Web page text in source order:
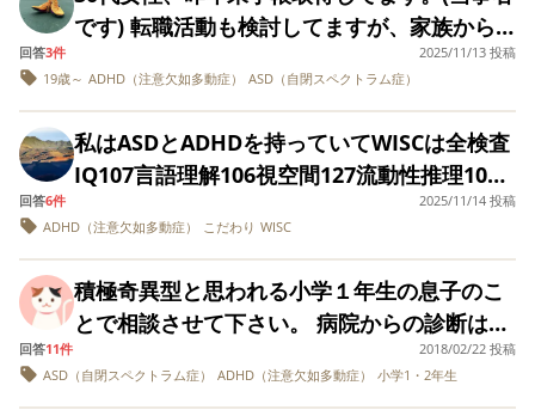
私はとっても納得いかないのですが…言えない息子に問題
があるのも分かってます。
ただ今の息子には、自分からヘルプが難しいです。２年に
上がり、多分悪化してます。
支援級児なのに…って、こんなもんなんでしょうか？
最近相談事業所と放デイ、モニタリングがあったのです
が…他の利用者さんからも、支援級と交流級での伝達が上
手く言ってない事案が上がってるとの事でした。
まだ学校からの返事はありませんが、どうしたら良いのか
なと…息子の特性や困り事は散々伝えて来ましたが、この
様に事後報告されても私が出来る事はありません。
におされて意見が先
生に届いていないこ
になっていた小学校
声かけがあれば普通
級で問題ないでしょ
うと言われました。
は、センター側から
たので、お願いしま
した。 （私が伝える
と親の主観が入って
く、担任とゆっくり
感じて登校自体拒否、外部の支援センターで
週4面談と勉強の時間を過ごしました。 そし
は別室の活動でしたが半年はうまくいってい
ました。 夏休み明けから中学に向けて少し教
室に行く日を作ってみようという話になって
いましたが、今度は担任と距離をとりたいと
言い始めて、人間関係に関する部分で通級に
通ってみることを勧められて現在調整中で
す。 表向き、親としては初対面から近すぎる
んじゃないか？と心配になるほど社交的なタ
イプで、特に大人や年上との関わりを得意と
介された病院では、ここでは検査やってない
からやりたいならまた市に聞いてみたら〜と
いう感じで 市で行うK式の発達検査受けるの
も紹介状貰うのも散々待ったので一旦相談は
しないままです。
み、インクルーシブだったりも視野に入れな
いとと学校の先生から勧められました。ただ
インクルーシブをあんまり支援に手厚くない
と聞きました。 実際、本人と話して決めたい
のですが、、想像にがてですし、どんなとこ
ろで何をして高校生活を楽しみたいのか・・
がなかなか想像できないでいると思います。
サッカーは続けると言っています。
です) 転職活動も検討してますが、家族から
は居住エリア(親からかなり離れた地域)で働
くなら強くなりなさいと言われ、親戚からは
せん。 私自身は、家族が居住している場所に
あまり良い思いはなく、戻ることは選択肢と
して、はずしてます。 納得させる方法は有り
ますか？ ※・特例子会社にR6年2月とR7年5月
に見学したが、希望部署はR7年5月時点で追
加募集は未定になりました。
回答3件
2025/11/13 投稿
19歳～ ADHD（注意欠如多動症） ASD（自閉スペクトラム症）
私はASDとADHDを持っていてWISCは全検査
IQ107言語理解106視空間127流動性推理100
ワーキングメモリ82処理速度106でした。 特
に私生活では友達と趣味にひたり揉めること
とだけはまともに話せません。理由は目つき
が怖くASDを持っていてこだわりが強く 趣味
が噛み合わなくて趣味を認めてくれません。
そのため口論になるとお互いヒートアップし
回答6件
2025/11/14 投稿
ADHD（注意欠如多動症）
こだわり WISC
積極奇異型と思われる小学１年生の息子のこ
とで相談させて下さい。 病院からの診断は
「自閉症スペクトラムの範疇かなぁ？」です
が、アスペやADHDの傾向があります。WISC
回答11件
2018/02/22 投稿
ASD（自閉スペクトラム症）
ADHD（注意欠如多動症） 小学1・2年生